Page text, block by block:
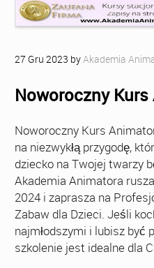
27 Gru 2023 byAkademia
Noworoczny
Noworoczny Kurs
na niezwykłą przygodę,
dziecko na Twojej twarzy
Akademia Animatora
2024 i zaprasza na
Zabaw dla Dzieci. Jeśli
najmłodszymi i lubisz być
szkolenie jest idealne dla